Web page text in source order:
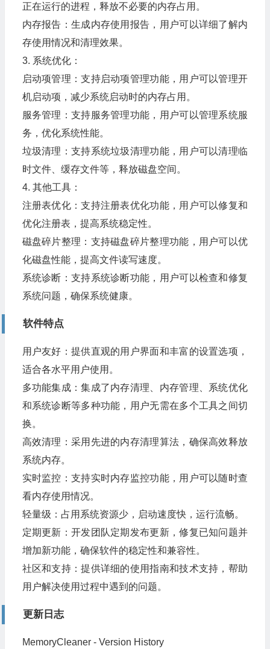
正在运行的进程，释放不必要的内存占用。
内存报告：生成内存使用报告，用户可以详细了解内
存使用情况和清理效果。
3. 系统优化：
启动项管理：支持启动项管理功能，用户可以管理开
机启动项，减少系统启动时的内存占用。
服务管理：支持服务管理功能，用户可以管理系统服
务，优化系统性能。
垃圾清理：支持系统垃圾清理功能，用户可以清理临
时文件、缓存文件等，释放磁盘空间。
4. 其他工具：
注册表优化：支持注册表优化功能，用户可以修复和
优化注册表，提高系统稳定性。
磁盘碎片整理：支持磁盘碎片整理功能，用户可以优
化磁盘性能，提高文件读写速度。
系统诊断：支持系统诊断功能，用户可以检查和修复
系统问题，确保系统健康。
软件特点
用户友好：提供直观的用户界面和丰富的设置选项，
适合各水平用户使用。
多功能集成：集成了内存清理、内存管理、系统优化
和系统诊断等多种功能，用户无需在多个工具之间切
换。
高效清理：采用先进的内存清理算法，确保高效释放
系统内存。
实时监控：支持实时内存监控功能，用户可以随时查
看内存使用情况。
轻量级：占用系统资源少，启动速度快，运行流畅。
定期更新：开发团队定期发布更新，修复已知问题并
增加新功能，确保软件的稳定性和兼容性。
社区和支持：提供详细的使用指南和技术支持，帮助
用户解决使用过程中遇到的问题。
更新日志
MemoryCleaner - Version History